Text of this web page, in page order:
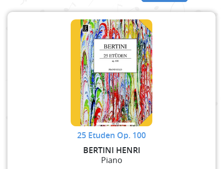
25 Etuden Op. 100
BERTINI HENRI
Piano